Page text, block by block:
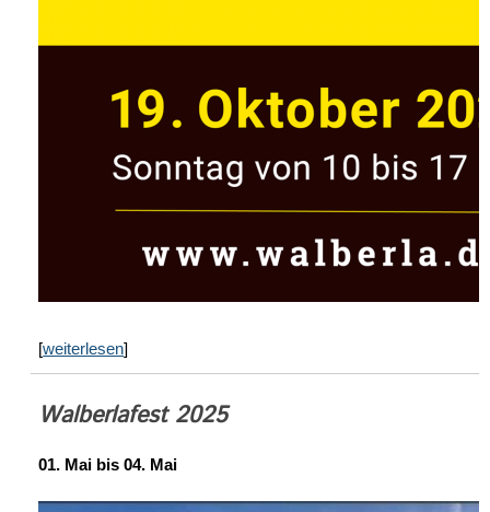
[weiterlesen]
Walberlafest 2025
01. Mai bis 04. Mai